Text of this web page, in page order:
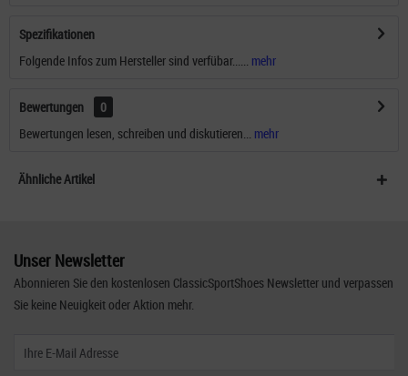
Spezifikationen
Folgende Infos zum Hersteller sind verfübar...... mehr
Bewertungen
0
Bewertungen lesen, schreiben und diskutieren...
mehr
Ähnliche Artikel
Unser Newsletter
Abonnieren Sie den kostenlosen ClassicSportShoes Newsletter und verpassen
Sie keine Neuigkeit oder Aktion mehr.